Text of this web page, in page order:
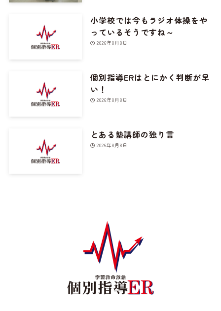
小学校では今もラジオ体操をや
っているそうですね～
2026年8月8日
個別指導ERはとにかく判断が早
い！
2026年8月8日
とある塾講師の独り言
2026年8月8日